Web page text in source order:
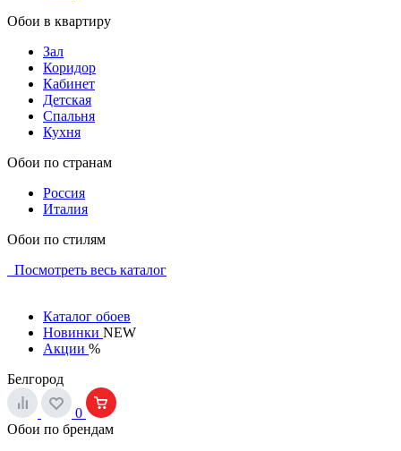
Обои в квартиру
Зал
Коридор
Кабинет
Детская
Спальня
Кухня
Обои по странам
Россия
Италия
Обои по стилям
Посмотреть весь каталог
Каталог обоев
Новинки NEW
Акции %
Белгород
0
Обои по брендам